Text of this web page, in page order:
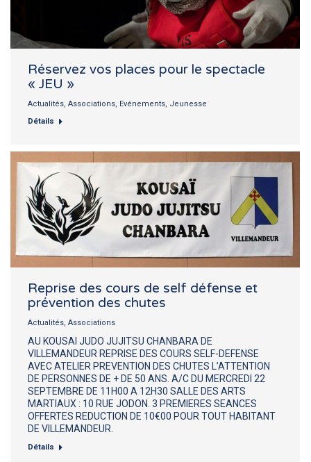
Réservez vos places pour le spectacle
« JEU »
Actualités, Associations, Evénements, Jeunesse
Détails
Reprise des cours de self défense et
prévention des chutes
Actualités, Associations
AU KOUSAI JUDO JUJITSU CHANBARA DE
VILLEMANDEUR REPRISE DES COURS SELF-DEFENSE
AVEC ATELIER PREVENTION DES CHUTES L’ATTENTION
DE PERSONNES DE + DE 50 ANS. A/C DU MERCREDI 22
SEPTEMBRE DE 11H00 A 12H30 SALLE DES ARTS
MARTIAUX : 10 RUE JODON. 3 PREMIERES SEANCES
OFFERTES REDUCTION DE 10€00 POUR TOUT HABITANT
DE VILLEMANDEUR.
Détails